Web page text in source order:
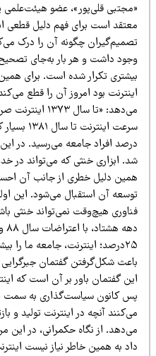
قلی‌پور»، عضو هیئت‌علمی
است برای فهم دلیل قطعی
چگونه آن را درک می‌کند: «از
داشت و هر بار به‌جای تصحیح این
تکرار شده است. برای همین
بود امروز آن را قطع می‌کند.»
می‌دهد: «تا سال ۱۳۷۳
سرعت اینترنت تا
افراد جامعه می‌رسید. در این
ابزاری خنثی که می‌تواند در خدمت
دلیل خطری از جانب آن احساس
آن استقبال می‌شود. این اولین
هیچ‌وقت نمی‌تواند خنثی باشد.»
دهه هشتاد،
۲۵درصد؛ اینترنت، جامعه ما را
شکل‌گرفتن گفتمان جبرگرایی
گفتمان باور بر آن است که
کانون سیاست‌گذاری به سمت نهضت
آنچه در اینترنت تولید و
از نگاه حکمرانی، در این
به همین خاطر نیاز نیست اینترنت